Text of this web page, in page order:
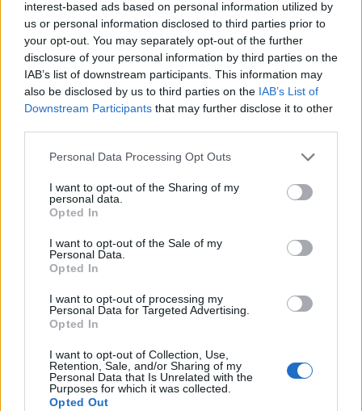
interest-based ads based on personal information utilized by
us or personal information disclosed to third parties prior to
your opt-out. You may separately opt-out of the further
disclosure of your personal information by third parties on the
IAB’s list of downstream participants. This information may
also be disclosed by us to third parties on the IAB’s List of
Downstream Participants that may further disclose it to other
Please note that this website/app uses one or more Google
not limited to your visit or usage behaviour. You may click to
grant or deny consent to Google and its third-party tags to
use your data for below specified purposes in below Google
consent section.
Personal Data Processing Opt Outs
I want to opt-out of the Sharing of my
personal data.
Opted In
I want to opt-out of the Sale of my
Personal Data.
Opted In
I want to opt-out of processing my
Personal Data for Targeted Advertising.
Opted In
I want to opt-out of Collection, Use,
Retention, Sale, and/or Sharing of my
Personal Data that Is Unrelated with the
Purposes for which it was collected.
Opted Out
Continua a leggere
FITNESS
Come scegliere un fitness tracker elegante e
funzionale
Camilla Fiore · 8 Ago 2026
FITNESS